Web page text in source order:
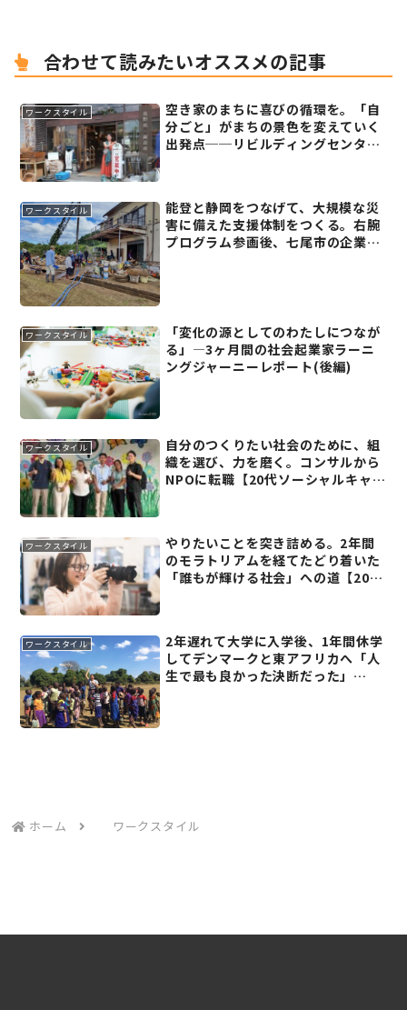
合わせて読みたいオススメの記事
ワークスタイル
空き家のまちに喜びの循環を。「自
分ごと」がまちの景色を変えていく
出発点──リビルディングセンター
ワークスタイル
能登と静岡をつなげて、大規模な災
害に備えた支援体制をつくる。右腕
プログラム参画後、七尾市の企業に
ワークスタイル
「変化の源としてのわたしにつなが
る」―3ヶ月間の社会起業家ラーニ
ングジャーニーレポート(後編)
ワークスタイル
自分のつくりたい社会のために、組
織を選び、力を磨く。コンサルから
NPOに転職【20代ソーシャルキャリ
ワークスタイル
やりたいことを突き詰める。2年間
のモラトリアムを経てたどり着いた
「誰もが輝ける社会」への道【20代
ワークスタイル
2年遅れて大学に入学後、1年間休学
してデンマークと東アフリカへ「人
生で最も良かった決断だった」
ホーム ワークスタイル